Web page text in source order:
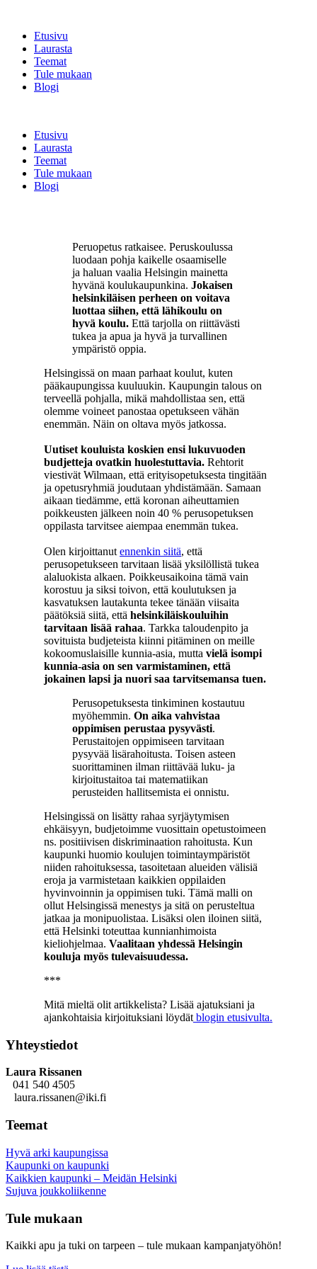
Etusivu
Laurasta
Teemat
Tule mukaan
Blogi
Etusivu
Laurasta
Teemat
Tule mukaan
Blogi
Peruopetus ratkaisee. Peruskoulussa
luodaan pohja kaikelle osaamiselle
ja haluan vaalia Helsingin mainetta
hyvänä koulukaupunkina. Jokaisen
helsinkiläisen perheen on voitava
luottaa siihen, että lähikoulu on
hyvä koulu. Että tarjolla on riittävästi
tukea ja apua ja hyvä ja turvallinen
ympäristö oppia.
Helsingissä on maan parhaat koulut, kuten
pääkaupungissa kuuluukin. Kaupungin talous on
terveellä pohjalla, mikä mahdollistaa sen, että
olemme voineet panostaa opetukseen vähän
enemmän. Näin on oltava myös jatkossa.
Uutiset kouluista koskien ensi lukuvuoden
budjetteja ovatkin huolestuttavia. Rehtorit
viestivät Wilmaan, että erityisopetuksesta tingitään
ja opetusryhmiä joudutaan yhdistämään. Samaan
aikaan tiedämme, että koronan aiheuttamien
poikkeusten jälkeen noin 40 % perusopetuksen
oppilasta tarvitsee aiempaa enemmän tukea.
Olen kirjoittanut ennenkin siitä, että
perusopetukseen tarvitaan lisää yksilöllistä tukea
alaluokista alkaen. Poikkeusaikoina tämä vain
korostuu ja siksi toivon, että koulutuksen ja
kasvatuksen lautakunta tekee tänään viisaita
päätöksiä siitä, että helsinkiläiskouluihin
tarvitaan lisää rahaa. Tarkka taloudenpito ja
sovituista budjeteista kiinni pitäminen on meille
kokoomuslaisille kunnia-asia, mutta vielä isompi
kunnia-asia on sen varmistaminen, että
jokainen lapsi ja nuori saa tarvitsemansa tuen.
Perusopetuksesta tinkiminen kostautuu
myöhemmin. On aika vahvistaa
oppimisen perustaa pysyvästi.
Perustaitojen oppimiseen tarvitaan
pysyvää lisärahoitusta. Toisen asteen
suorittaminen ilman riittävää luku- ja
kirjoitustaitoa tai matematiikan
perusteiden hallitsemista ei onnistu.
Helsingissä on lisätty rahaa syrjäytymisen
ehkäisyyn, budjetoimme vuosittain opetustoimeen
ns. positiivisen diskriminaation rahoitusta. Kun
kaupunki huomio koulujen toimintaympäristöt
niiden rahoituksessa, tasoitetaan alueiden välisiä
eroja ja varmistetaan kaikkien oppilaiden
hyvinvoinnin ja oppimisen tuki. Tämä malli on
ollut Helsingissä menestys ja sitä on perusteltua
jatkaa ja monipuolistaa. Lisäksi olen iloinen siitä,
että Helsinki toteuttaa kunnianhimoista
kieliohjelmaa. Vaalitaan yhdessä Helsingin
kouluja myös tulevaisuudessa.
***
Mitä mieltä olit artikkelista? Lisää ajatuksiani ja
ajankohtaisia kirjoituksiani löydät blogin etusivulta.
Yhteystiedot
Laura Rissanen
041 540 4505
laura.rissanen@iki.fi
Teemat
Hyvä arki kaupungissa
Kaupunki on kaupunki
Kaikkien kaupunki – Meidän Helsinki
Sujuva joukkoliikenne
Tule mukaan
Kaikki apu ja tuki on tarpeen – tule mukaan kampanjatyöhön!